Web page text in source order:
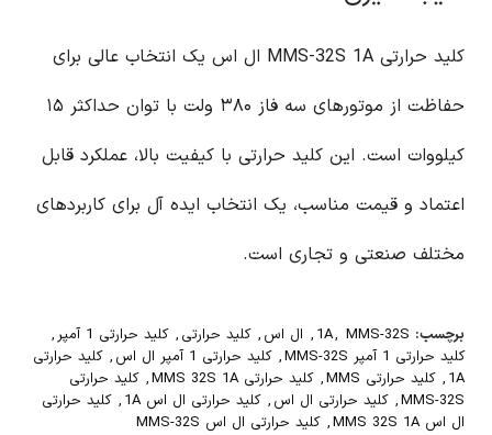
کلید حرارتی MMS-32S 1A ال اس یک انتخاب عالی برای
حفاظت از موتورهای سه فاز ۳۸۰ ولت با توان حداکثر ۱۵
کیلووات است. این کلید حرارتی با کیفیت بالا، عملکرد قابل
اعتماد و قیمت مناسب، یک انتخاب ایده آل برای کاربردهای
مختلف صنعتی و تجاری است.
برچسب: 1A, MMS-32S
, ال اس , کلید حرارتی , کلید حرارتی 1 آمپر
,
کلید حرارتی 1 آمپر MMS-32S
, کلید حرارتی 1 آمپر ال اس , کلید حرارتی
1A
, کلید حرارتی MMS , کلید حرارتی MMS 32S 1A , کلید حرارتی
MMS-32S
, کلید حرارتی ال اس , کلید حرارتی ال اس 1A , کلید حرارتی
ال اس MMS 32S 1A
, کلید حرارتی ال اس MMS-32S